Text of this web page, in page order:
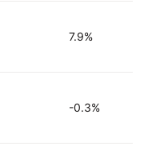
7.9%
-0.3%